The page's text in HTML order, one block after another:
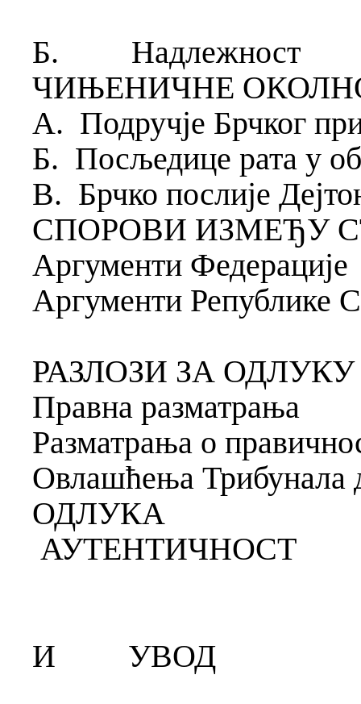
Б.
Надлежност
ЧИЊЕНИЧНЕ
А. Подручје Брчког
Б. Посљедице рата у
В. Брчко послије
СПОРОВИ ИЗМЕЂУ
Аргументи Федерације
Аргументи Републике
РАЗЛОЗИ ЗА ОДЛУКУ
Правна разматрања
Разматрања о
Овлашћења Трибунала
ОДЛУКА
АУТЕНТИЧНОСТ
И
УВОД